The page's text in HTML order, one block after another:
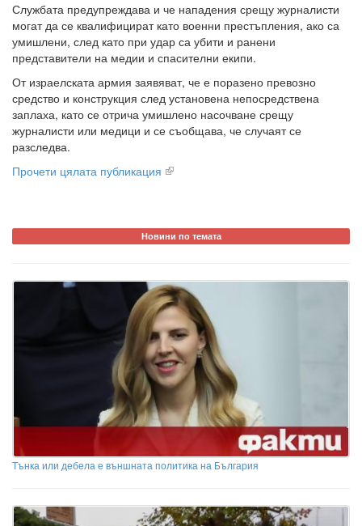
Службата предупреждава и че нападения срещу журналисти
могат да се квалифицират като военни престъпления, ако са
умишлени, след като при удар са убити и ранени
представители на медии и спасителни екипи.
От израелската армия заявяват, че е поразено превозно
средство и конструкция след установена непосредствена
заплаха, като се отрича умишлено насочване срещу
журналисти или медици и се съобщава, че случаят се
разследва.
Прочети цялата публикация
Новини по темата
Тънка или дебела е външната политика на България